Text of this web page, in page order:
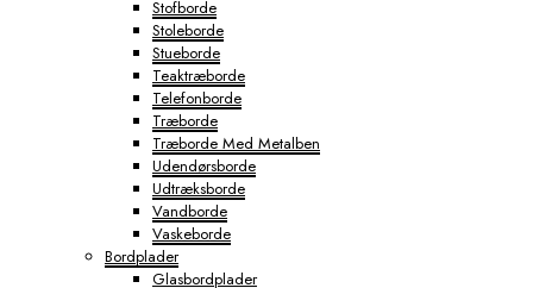
Stofborde
Stoleborde
Stueborde
Teaktræborde
Telefonborde
Træborde
Træborde Med Metalben
Udendørsborde
Udtræksborde
Vandborde
Vaskeborde
Bordplader
Glasbordplader